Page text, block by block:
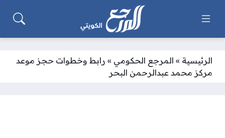
الرئيسية » المرجع الحكومي » رابط وخطوات حجز موعد
مركز محمد عبدالرحمن البحر